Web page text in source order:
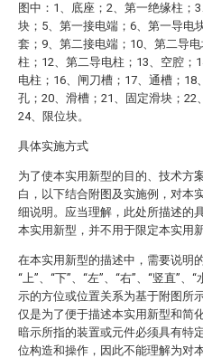
图中：1、底座；2、第一绝缘柱；
块；5、第一接电端；6、第一导电
套；9、第二接电端；10、第二导
柱；12、第二导电柱；13、空腔；
电柱；16、闸刀槽；17、通槽；18
孔；20、滑槽；21、固定滑块；22
24、限位块。
具体实施方式
为了使本实用新型的目的、技术方
白，以下结合附图及实施例，对本
细说明。应当理解，此处所描述的
本实用新型，并不用于限定本实用新
在本实用新型的描述中，需要说明的
“上”、“下”、“左”、“右”、“竖直”、
示的方位或位置关系为基于附图所
仅是为了便于描述本实用新型和简
暗示所指的装置或元件必须具有特
位构造和操作，因此不能理解为对